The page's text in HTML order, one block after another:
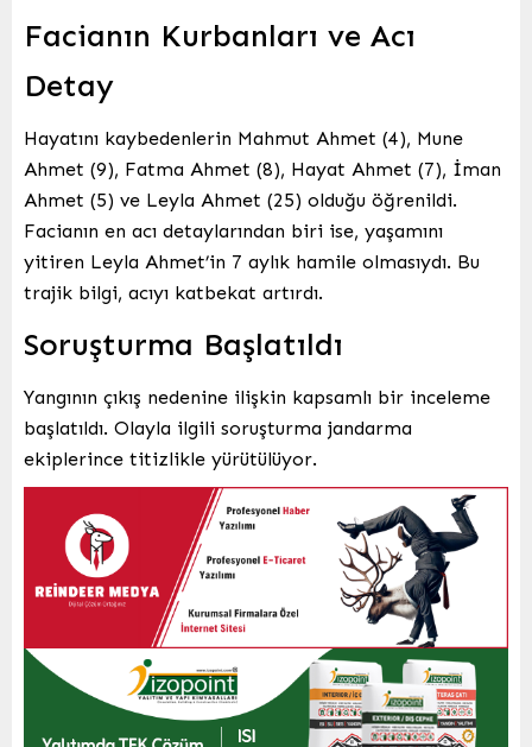
Facianın Kurbanları ve Acı
Detay
Hayatını kaybedenlerin Mahmut Ahmet (4), Mune
Ahmet (9), Fatma Ahmet (8), Hayat Ahmet (7), İman
Ahmet (5) ve Leyla Ahmet (25) olduğu öğrenildi.
Facianın en acı detaylarından biri ise, yaşamını
yitiren Leyla Ahmet’in 7 aylık hamile olmasıydı. Bu
trajik bilgi, acıyı katbekat artırdı.
Soruşturma Başlatıldı
Yangının çıkış nedenine ilişkin kapsamlı bir inceleme
başlatıldı. Olayla ilgili soruşturma jandarma
ekiplerince titizlikle yürütülüyor.